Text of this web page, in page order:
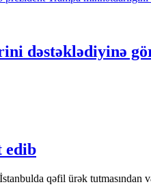
dəstəklədiyinə
edib
qəfil ürək